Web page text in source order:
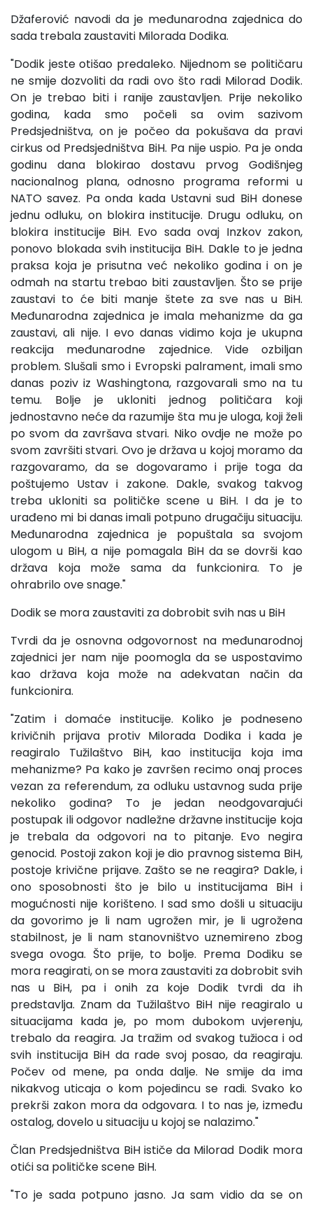
Džaferović navodi da je međunarodna zajednica do
sada trebala zaustaviti Milorada Dodika.
"Dodik jeste otišao predaleko. Nijednom se političaru
ne smije dozvoliti da radi ovo što radi Milorad Dodik.
On je trebao biti i ranije zaustavljen. Prije nekoliko
godina, kada smo počeli sa ovim sazivom
Predsjedništva, on je počeo da pokušava da pravi
cirkus od Predsjedništva BiH. Pa nije uspio. Pa je onda
godinu dana blokirao dostavu prvog Godišnjeg
nacionalnog plana, odnosno programa reformi u
NATO savez. Pa onda kada Ustavni sud BiH donese
jednu odluku, on blokira institucije. Drugu odluku, on
blokira institucije BiH. Evo sada ovaj Inzkov zakon,
ponovo blokada svih institucija BiH. Dakle to je jedna
praksa koja je prisutna već nekoliko godina i on je
odmah na startu trebao biti zaustavljen. Što se prije
zaustavi to će biti manje štete za sve nas u BiH.
Međunarodna zajednica je imala mehanizme da ga
zaustavi, ali nije. I evo danas vidimo koja je ukupna
reakcija međunarodne zajednice. Vide ozbiljan
problem. Slušali smo i Evropski palrament, imali smo
danas poziv iz Washingtona, razgovarali smo na tu
temu. Bolje je ukloniti jednog političara koji
jednostavno neće da razumije šta mu je uloga, koji želi
po svom da završava stvari. Niko ovdje ne može po
svom završiti stvari. Ovo je država u kojoj moramo da
razgovaramo, da se dogovaramo i prije toga da
poštujemo Ustav i zakone. Dakle, svakog takvog
treba ukloniti sa političke scene u BiH. I da je to
urađeno mi bi danas imali potpuno drugačiju situaciju.
Međunarodna zajednica je popuštala sa svojom
ulogom u BiH, a nije pomagala BiH da se dovrši kao
država koja može sama da funkcionira. To je
ohrabrilo ove snage."
Dodik se mora zaustaviti za dobrobit svih nas u BiH
Tvrdi da je osnovna odgovornost na međunarodnoj
zajednici jer nam nije poomogla da se uspostavimo
kao država koja može na adekvatan način da
funkcionira.
"Zatim i domaće institucije. Koliko je podneseno
krivičnih prijava protiv Milorada Dodika i kada je
reagiralo Tužilaštvo BiH, kao institucija koja ima
mehanizme? Pa kako je završen recimo onaj proces
vezan za referendum, za odluku ustavnog suda prije
nekoliko godina? To je jedan neodgovarajući
postupak ili odgovor nadležne državne institucije koja
je trebala da odgovori na to pitanje. Evo negira
genocid. Postoji zakon koji je dio pravnog sistema BiH,
postoje krivične prijave. Zašto se ne reagira? Dakle, i
ono sposobnosti što je bilo u institucijama BiH i
mogućnosti nije korišteno. I sad smo došli u situaciju
da govorimo je li nam ugrožen mir, je li ugrožena
stabilnost, je li nam stanovništvo uznemireno zbog
svega ovoga. Što prije, to bolje. Prema Dodiku se
mora reagirati, on se mora zaustaviti za dobrobit svih
nas u BiH, pa i onih za koje Dodik tvrdi da ih
predstavlja. Znam da Tužilaštvo BiH nije reagiralo u
situacijama kada je, po mom dubokom uvjerenju,
trebalo da reagira. Ja tražim od svakog tužioca i od
svih institucija BiH da rade svoj posao, da reagiraju.
Počev od mene, pa onda dalje. Ne smije da ima
nikakvog uticaja o kom pojedincu se radi. Svako ko
prekrši zakon mora da odgovara. I to nas je, između
ostalog, dovelo u situaciju u kojoj se nalazimo."
Član Predsjedništva BiH ističe da Milorad Dodik mora
otići sa političke scene BiH.
"To je sada potpuno jasno. Ja sam vidio da se on